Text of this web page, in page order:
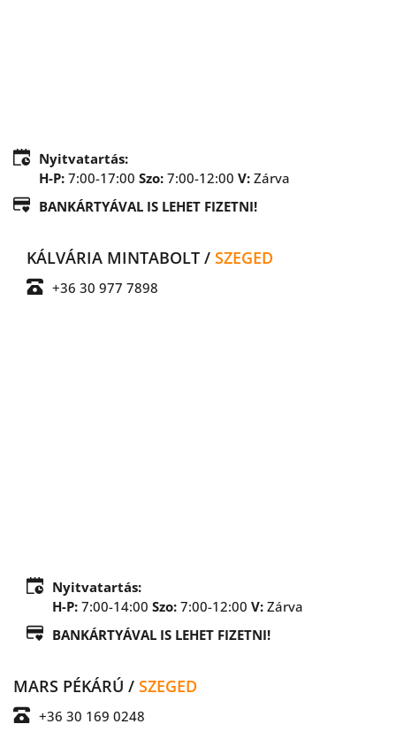
Nyitvatartás:
H-P: 7:00-17:00 Szo: 7:00-12:00 V: Zárva
BANKÁRTYÁVAL IS LEHET FIZETNI!
KÁLVÁRIA MINTABOLT / SZEGED
+36 30 977 7898
Nyitvatartás:
H-P: 7:00-14:00 Szo: 7:00-12:00 V: Zárva
BANKÁRTYÁVAL IS LEHET FIZETNI!
MARS PÉKÁRÚ / SZEGED
+36 30 169 0248